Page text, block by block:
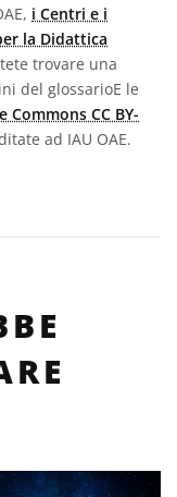
i Centri e i
la Didattica
trovare una
del glossarioE le
Commons CC BY-
ad IAU OAE.